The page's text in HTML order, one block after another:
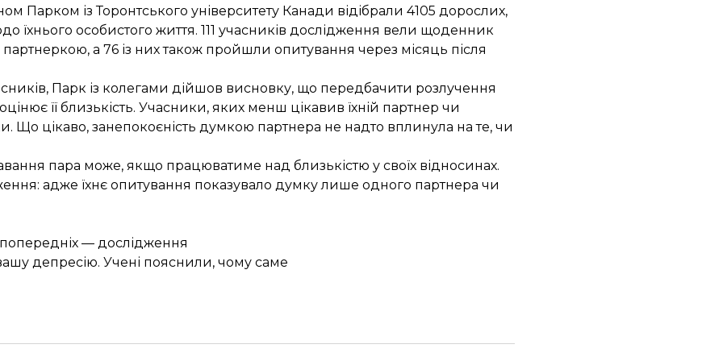
Парком із Торонтського університету Канади відібрали 4105 дорослих,
особистого життя. 111 учасників дослідження вели щоденник
а 76 із них також пройшли опитування через місяць після
Парк із колегами дійшов висновку, що передбачити розлучення
її близькість. Учасники, яких менш цікавив їхній партнер чи
Що цікаво, занепокоєність думкою партнера не надто вплинула на те, чи
пара може, якщо працюватиме над близькістю у своїх відносинах.
адже їхнє опитування показувало думку лише одного партнера чи
— дослідження
депресію. Учені пояснили, чому саме